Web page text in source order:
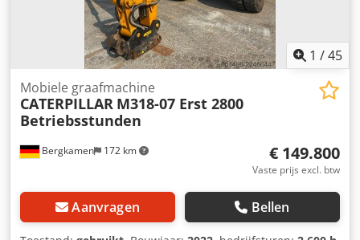
1 /45
Bergkamen 172 km
Mobiele graafmachine
CATERPILLAR M318-07 Erst 2800
Betriebsstunden
€ 149.800
Vaste prijs excl. btw
Aanvragen Bellen